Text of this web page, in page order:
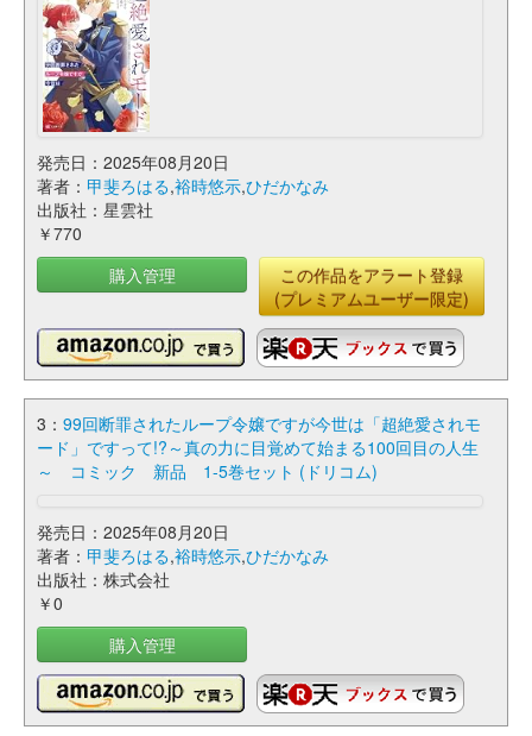
発売日：2025年08月20日
著者： 甲斐ろはる,裕時悠示,ひだかなみ
出版社：星雲社
￥770
購入管理
この作品をアラート登録
(プレミアムユーザー限定)
3： 99回断罪されたループ令嬢ですが今世は「超絶愛されモ
ード」ですって!?～真の力に目覚めて始まる100回目の人生
～ コミック 新品 1-5巻セット (ドリコム)
発売日：2025年08月20日
著者： 甲斐ろはる,裕時悠示,ひだかなみ
出版社：株式会社
￥0
購入管理